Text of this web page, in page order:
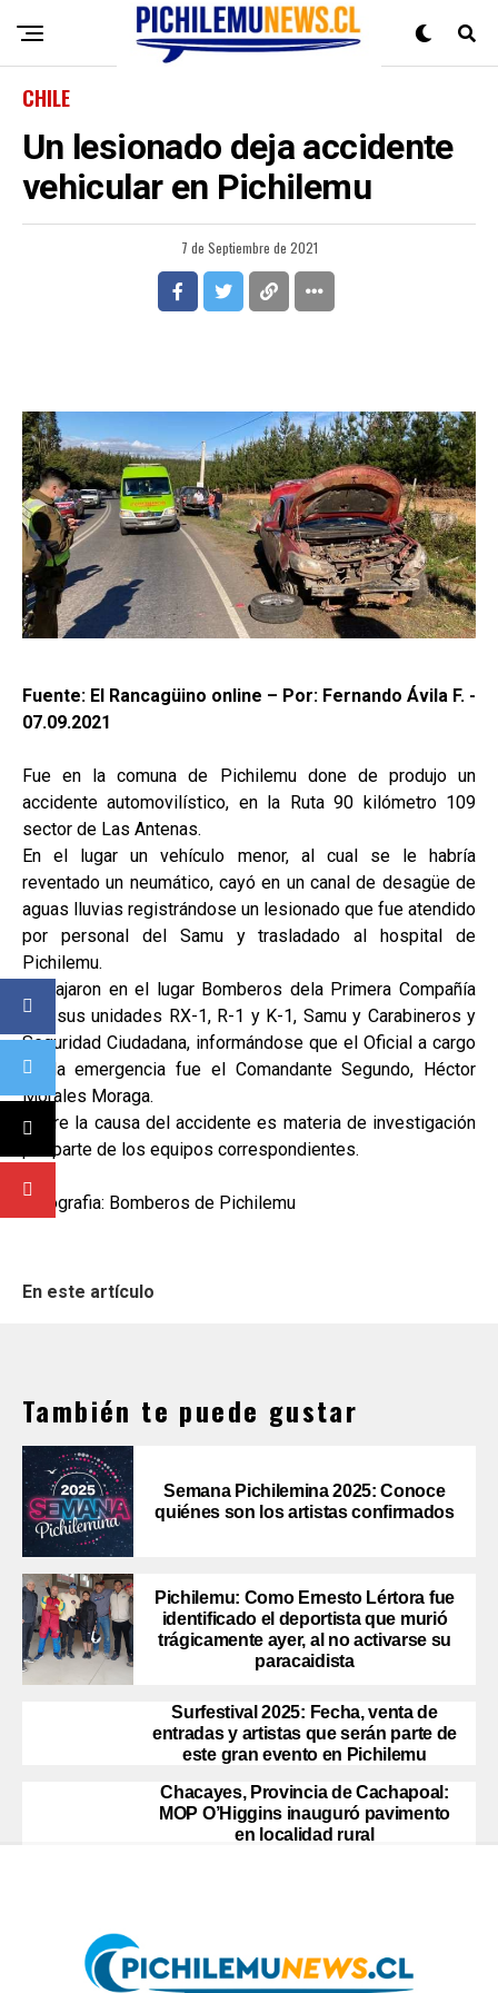
CHILE
Un lesionado deja accidente
vehicular en Pichilemu
7 de Septiembre de 2021
Fuente: El Rancagüino online – Por: Fernando Ávila F. -
07.09.2021
Fue en la comuna de Pichilemu done de produjo un
accidente automovilístico, en la Ruta 90 kilómetro 109
sector de Las Antenas.
En el lugar un vehículo menor, al cual se le habría
reventado un neumático, cayó en un canal de desagüe de
aguas lluvias registrándose un lesionado que fue atendido
por personal del Samu y trasladado al hospital de
Pichilemu.
Trabajaron en el lugar Bomberos dela Primera Compañía
con sus unidades RX-1, R-1 y K-1, Samu y Carabineros y
Seguridad Ciudadana, informándose que el Oficial a cargo
de la emergencia fue el Comandante Segundo, Héctor
Morales Moraga.
Sobre la causa del accidente es materia de investigación
por parte de los equipos correspondientes.
Fotografia: Bomberos de Pichilemu
En este artículo
También te puede gustar
Semana Pichilemina 2025: Conoce
quiénes son los artistas confirmados
Pichilemu: Como Ernesto Lértora fue
identificado el deportista que murió
trágicamente ayer, al no activarse su
paracaidista
Surfestival 2025: Fecha, venta de
entradas y artistas que serán parte de
este gran evento en Pichilemu
Chacayes, Provincia de Cachapoal:
MOP O’Higgins inauguró pavimento
en localidad rural